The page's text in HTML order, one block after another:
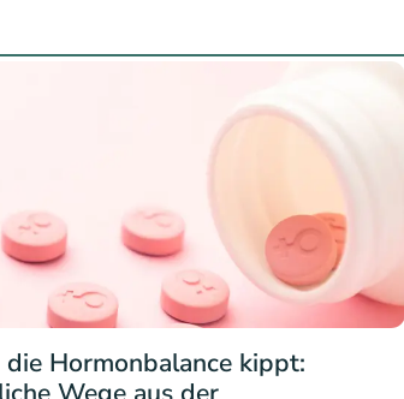
Hormonbalance kippt: